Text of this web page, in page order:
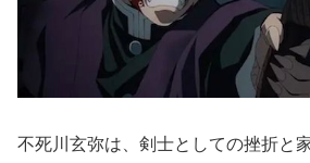
不死川玄弥は、剣士としての挫折と